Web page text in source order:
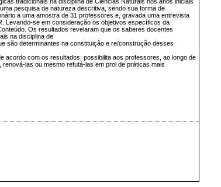
pesquisa de natureza descritiva, sendo sua forma de
a uma amostra de 31 professores e, gravada uma entrevista
Levando-se em consideração os objetivos específicos da
Os resultados revelaram que os saberes docentes
na disciplina de
são determinantes na constituição e re/construção desses
acordo com os resultados, possibilita aos professores, ao longo de
las ou mesmo refutá-las em prol de práticas mais